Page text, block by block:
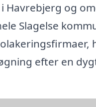
Havrebjerg og
Slagelse
efter en